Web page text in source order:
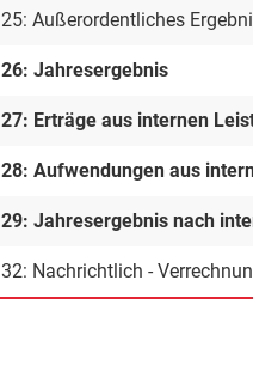
25: Außerordentliches
26: Jahresergebnis
27: Erträge aus internen
28: Aufwendungen aus
29: Jahresergebnis nach
32: Nachrichtlich -